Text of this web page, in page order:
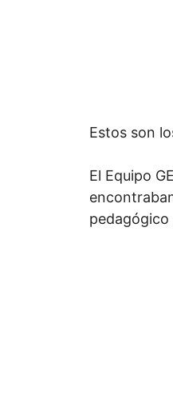
Estos son
El Equipo